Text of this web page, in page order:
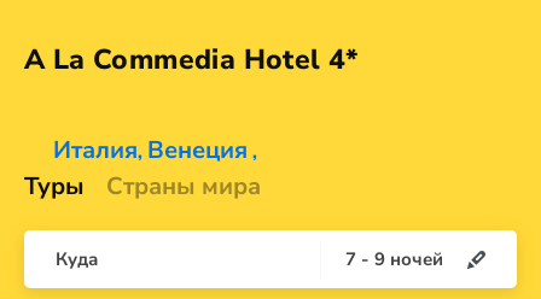
A La Commedia Hotel 4*
Италия, Венеция ,
Туры Страны мира
Куда 7 - 9 ночей